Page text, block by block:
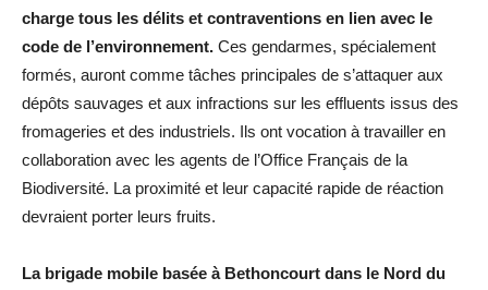
charge tous les délits et contraventions en lien avec le
code de l’environnement. Ces gendarmes, spécialement
formés, auront comme tâches principales de s’attaquer aux
dépôts sauvages et aux infractions sur les effluents issus des
fromageries et des industriels. Ils ont vocation à travailler en
collaboration avec les agents de l’Office Français de la
Biodiversité. La proximité et leur capacité rapide de réaction
devraient porter leurs fruits.
La brigade mobile basée à Bethoncourt dans le Nord du